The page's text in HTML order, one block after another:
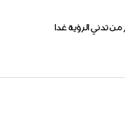
من تدني الرؤية غدا